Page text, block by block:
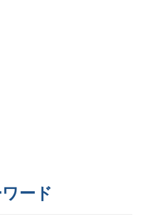
ード